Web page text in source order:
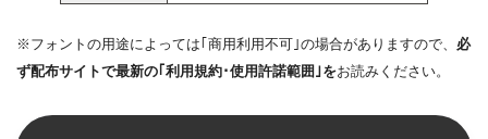
※フォントの用途によっては｢商用利用不可｣の場合がありますので、 必
ず配布サイトで最新の｢利用規約･使用許諾範囲｣をお読みください。